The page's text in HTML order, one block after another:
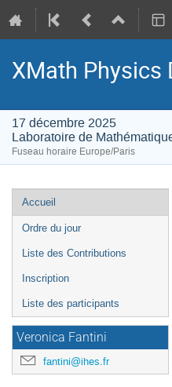
XMath Physics
17 décembre 2025
Laboratoire de
Fuseau horaire Europe/Paris
Menu
de
l'événement
Accueil
Ordre du jour
Liste des Contributions
Inscription
Liste des participants
Veronica Fantini
fantini@ihes.fr